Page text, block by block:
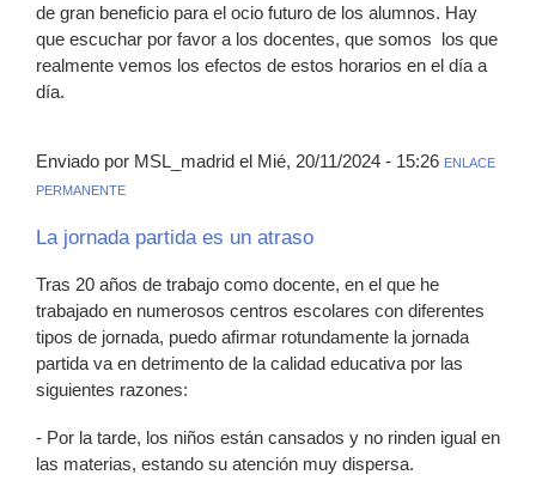
de gran beneficio para el ocio futuro de los alumnos. Hay
que escuchar por favor a los docentes, que somos los que
realmente vemos los efectos de estos horarios en el día a
día.
Enviado por MSL_madrid el Mié, 20/11/2024 - 15:26 ENLACE
PERMANENTE
La jornada partida es un atraso
Tras 20 años de trabajo como docente, en el que he
trabajado en numerosos centros escolares con diferentes
tipos de jornada, puedo afirmar rotundamente la jornada
partida va en detrimento de la calidad educativa por las
siguientes razones:
- Por la tarde, los niños están cansados y no rinden igual en
las materias, estando su atención muy dispersa.